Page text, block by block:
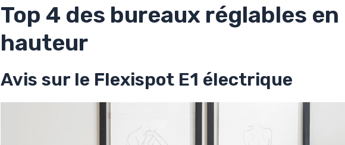
Top 4 des bureaux réglables en
hauteur
Avis sur le Flexispot E1 électrique